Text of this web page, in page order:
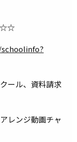
ール、資料請求
レンジ動画チャ